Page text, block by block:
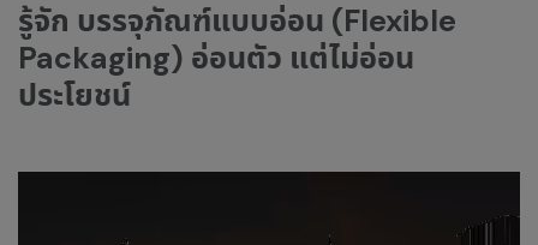
รู้จัก บรรจุภัณฑ์แบบอ่อน (Flexible
Packaging) อ่อนตัว แต่ไม่อ่อน
ประโยชน์